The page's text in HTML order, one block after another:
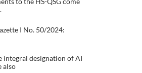
I No. 50/2024:
integral designation of AI
also